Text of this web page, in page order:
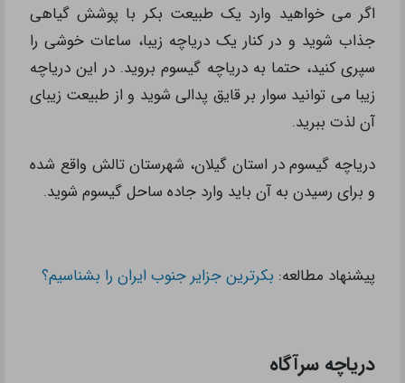
اگر می خواهید وارد یک طبیعت بکر با پوشش گیاهی
جذاب شوید و در کنار یک دریاچه زیبا، ساعات خوشی را
سپری کنید، حتما به دریاچه گیسوم بروید. در این دریاچه
زیبا می توانید سوار بر قایق پدالی شوید و از طبیعت زیبای
آن لذت ببرید.
دریاچه گیسوم در استان گیلان، شهرستان تالش واقع شده
و برای رسیدن به آن باید وارد جاده ساحل گیسوم شوید.
پیشنهاد مطالعه: بکرترین جزایر جنوب ایران را بشناسیم؟
دریاچه سرآگاه